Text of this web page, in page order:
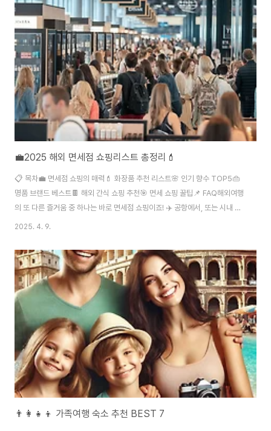
위치, 브랜드까지 전부 소개해볼게요.이제부터 본격적으로 DFS 면세점에 대
해 알아볼게요!👇DFS 면세점이란?DFS(Duty Free Shoppers)는 전 세계
주요 도시에 있는 프리미엄 면세점이에요. 미국 럭셔리 그룹 LVMH 산하 브
랜..
💼2025 해외 면세점 쇼핑리스트 총정리💄
📋 목차💼 면세점 쇼핑의 매력💄 화장품 추천 리스트🌸 인기 향수 TOP5👜
명품 브랜드 베스트🍫 해외 간식 쇼핑 추천🎯 면세 쇼핑 꿀팁📌 FAQ해외여행
의 또 다른 즐거움 중 하나는 바로 면세점 쇼핑이죠! ✈️ 공항에서, 또는 시내 면
세점에서 좋은 가격에 인기 제품을 살 수 있는 절호의 기회예요. 특히 요즘은 온
들도 많아요. 2025년 현재, 전 세계 면세점에서 가장 많이 찾는 품목은 화장
품, 향수, 명품 가방, 전자기기, 그리고 간식류예요. 트렌드가 빠르게 바뀌기 때
문에 미리 리스트를 짜 두면 더 효율적인 쇼핑이 가능하답니다.💼 면세점 쇼핑
의 매력면세점 쇼핑의 가장 큰 매력은 역시 '세금이 없다'는 점이에요. 부가가..
2025. 4. 9.
👨‍👩‍👧‍👦 가족여행 숙소 추천 BEST 7